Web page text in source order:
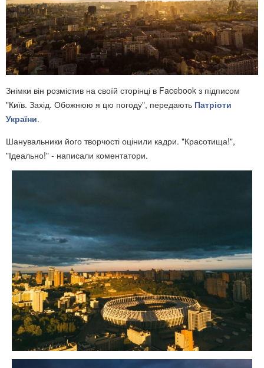
Знімки він розмістив на своїй сторінці в Facebook з підписом
"Київ. Захід. Обожнюю я цю погоду", передають Патріоти
України.
Шанувальники його творчості оцінили кадри. "Красотища!",
"Ідеально!" - написали коментатори.